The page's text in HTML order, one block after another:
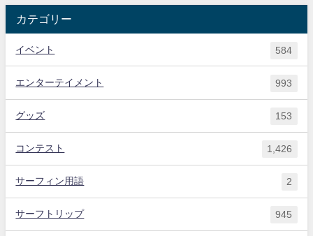
カテゴリー
イベント 584
エンターテイメント 993
グッズ 153
コンテスト 1,426
サーフィン用語 2
サーフトリップ 945